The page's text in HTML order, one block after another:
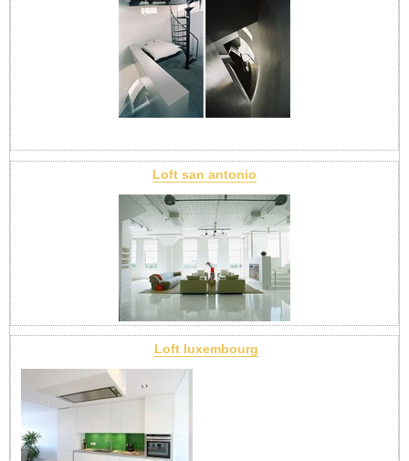
Loft san antonio
Loft luxembourg